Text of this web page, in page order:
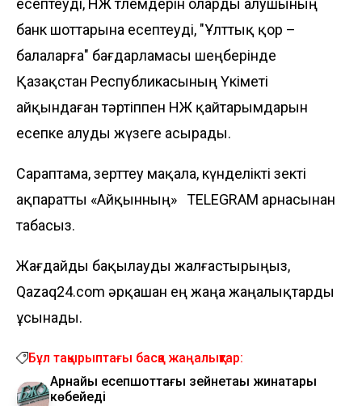
банк шоттарына есептеуді, "Ұлттық қор –
балаларға" бағдарламасы шеңберінде
Қазақстан Республикасының Үкіметі
айқындаған тәртіппен НЖ қайтарымдарын
есепке алуды жүзеге асырады.
Сараптама, зерттеу мақала, күнделікті өзекті
ақпаратты «Айқынның» TELEGRAM арнасынан
табасыз.
Жағдайды бақылауды жалғастырыңыз,
Qazaq24.com әрқашан ең жаңа жаңалықтарды
ұсынады.
Бұл тақырыптағы басқа жаңалықтар:
Арнайы есепшоттағы зейнетақы жинақтары
көбейеді